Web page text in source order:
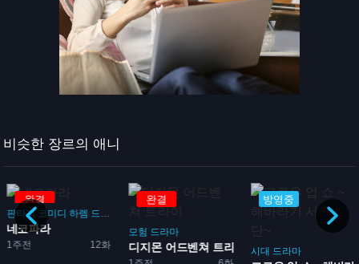
비슷한 장르의 애니
완결
판타지 코미디 하렘 드라마 로맨스
1주전 12화
네코파라
완결
모험 드라마
디지몬 어드벤쳐 트라이
방영중
시대 드라마